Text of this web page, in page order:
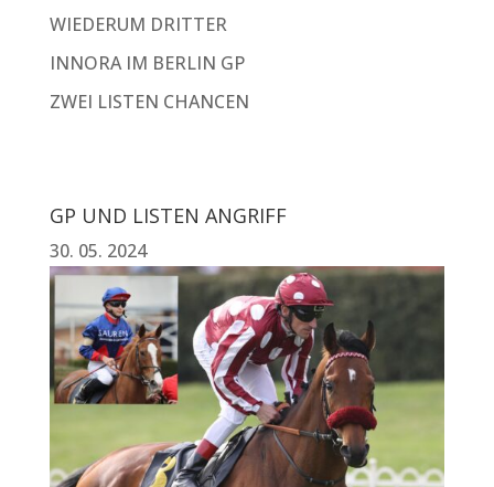
WIEDERUM DRITTER
INNORA IM BERLIN GP
ZWEI LISTEN CHANCEN
GP UND LISTEN ANGRIFF
30. 05. 2024